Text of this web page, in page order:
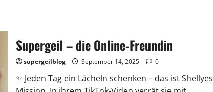
Supergeil – die Online-Freundin
supergeilblog September 14, 2025 0
✨ Jeden Tag ein Lächeln schenken – das ist Shellyes